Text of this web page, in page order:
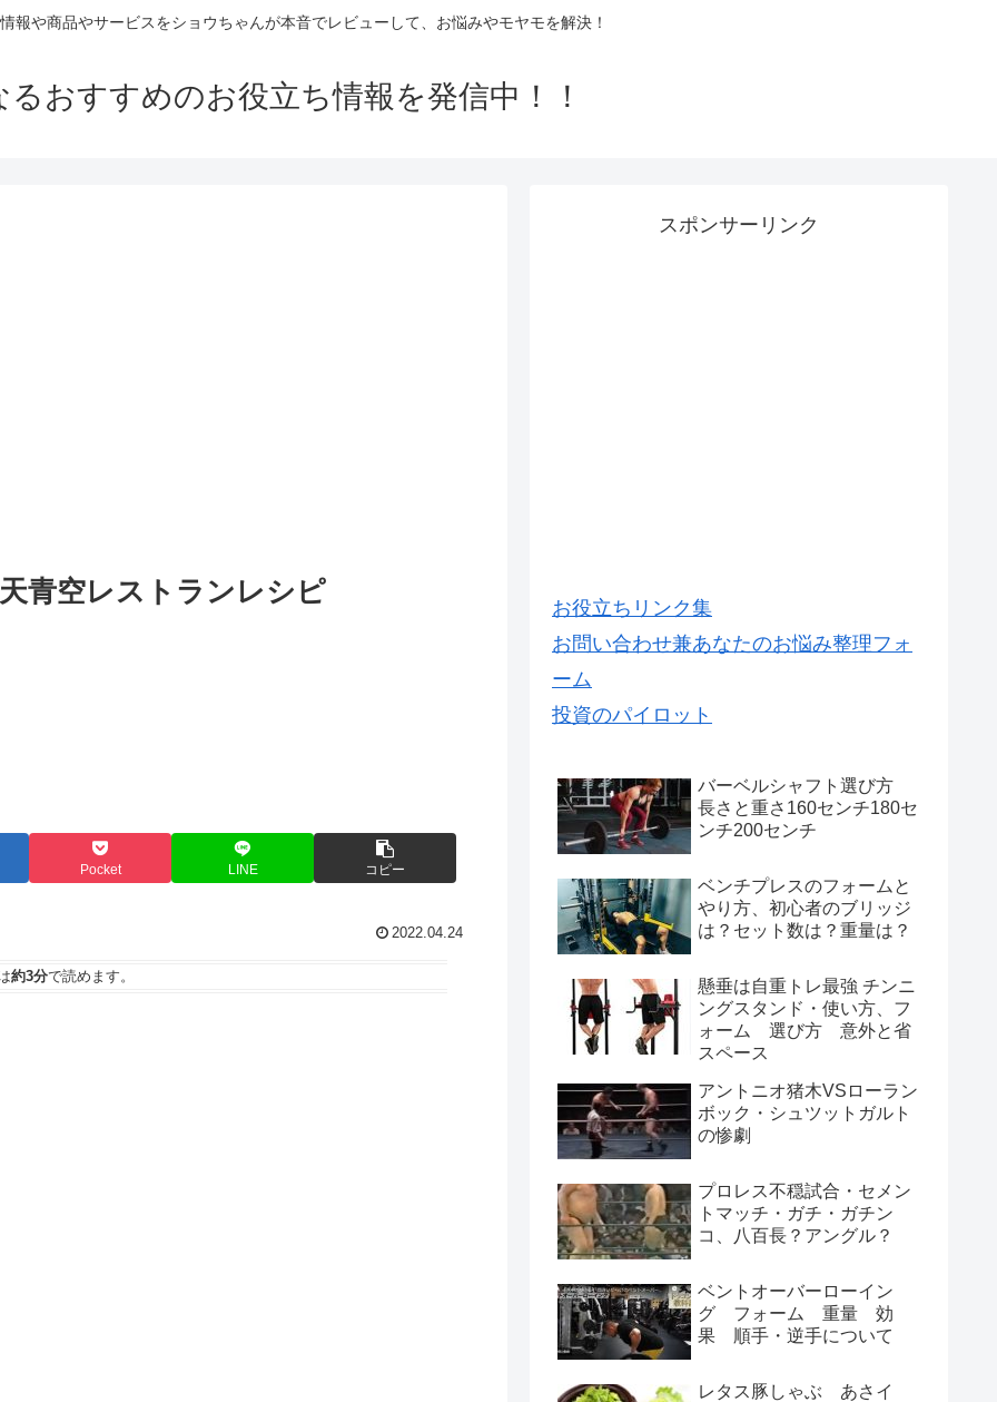
報や商品やサービスをショウちゃんが本音でレビューして、お悩みやモヤモを解決！
るおすすめのお役立ち情報を発信中！！
空レストランレシピ
Pocket LINE コピー
2022.04.24
約3分で読めます。
スポンサーリンク
お役立ちリンク集
お問い合わせ兼あなたのお悩み整理フォ
ーム
投資のパイロット
バーベルシャフト選び方
長さと重さ160センチ180セ
ンチ200センチ
ベンチプレスのフォームと
やり方、初心者のブリッジ
は？セット数は？重量は？
懸垂は自重トレ最強 チンニ
ングスタンド・使い方、フ
ォーム 選び方 意外と省
スペース
アントニオ猪木VSローラン
ボック・シュツットガルト
の惨劇
プロレス不穏試合・セメン
トマッチ・ガチ・ガチン
コ、八百長？アングル？
ベントオーバーローイン
グ フォーム 重量 効
果 順手・逆手について
レタス豚しゃぶ あさイ